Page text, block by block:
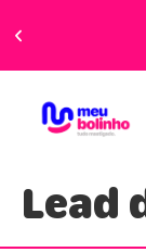
perfeita!
Lead